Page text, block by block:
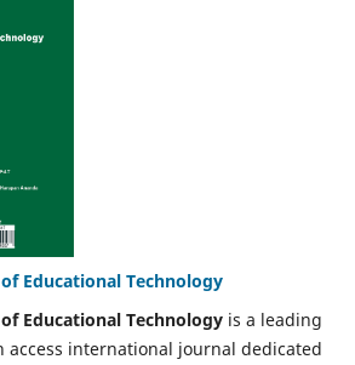
Educational Technology
Educational Technology is a leading
access international journal dedicated